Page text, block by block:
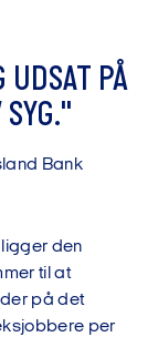
UDSAT PÅ
SYG."
land Bank
den
til at
på det
per